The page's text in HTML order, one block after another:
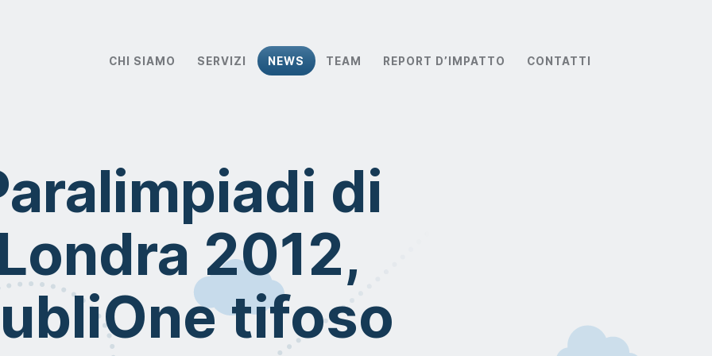
CHI SIAMO SERVIZI NEWS TEAM REPORT D’IMPATTO CONTATTI
di
2012,
tifoso